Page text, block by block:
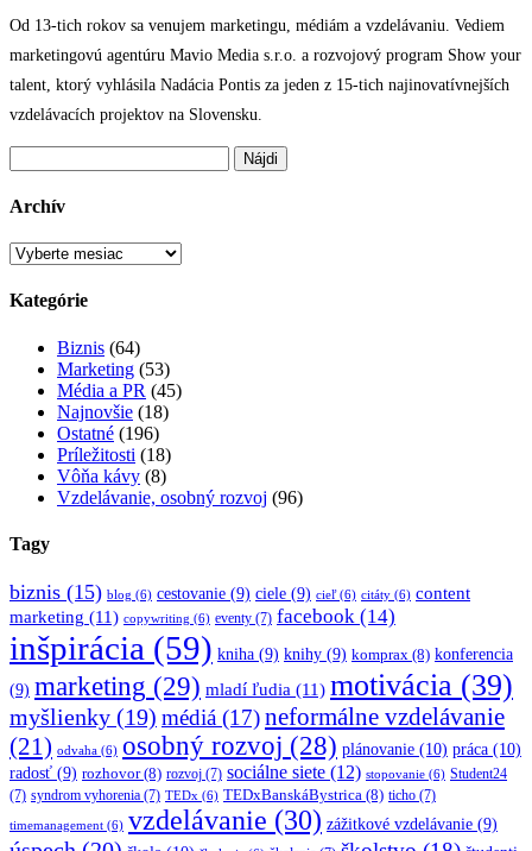
Od 13-tich rokov sa venujem marketingu, médiám a vzdelávaniu. Vediem
marketingovú agentúru Mavio Media s.r.o. a rozvojový program Show your
talent, ktorý vyhlásila Nadácia Pontis za jeden z 15-tich najinovatívnejších
vzdelávacích projektov na Slovensku.
Archív
Archív
Kategórie
Biznis (64)
Marketing (53)
Média a PR (45)
Najnovšie (18)
Ostatné (196)
Príležitosti (18)
Vôňa kávy (8)
Vzdelávanie, osobný rozvoj (96)
Tagy
biznis (15) blog (6) cestovanie (9) ciele (9) cieľ(6) citáty (6) content
marketing (11) copywriting (6) eventy (7) facebook (14)
inšpirácia (59) kniha (9) knihy (9) komprax (8) konferencia
(9) marketing (29) mladí ľudia (11) motivácia (39)
myšlienky (19) médiá (17)neformálne vzdelávanie
(21) odvaha (6) osobný rozvoj (28) plánovanie (10) práca (10)
radosť (9) rozhovor(8) rozvoj (7) sociálne siete (12) stopovanie (6) Student24
(7) syndrom vyhorenia (7) TEDx (6) TEDxBanskáBystrica (8) ticho (7)
timemanagement (6) vzdelávanie (30) zážitkové vzdelávanie (9)